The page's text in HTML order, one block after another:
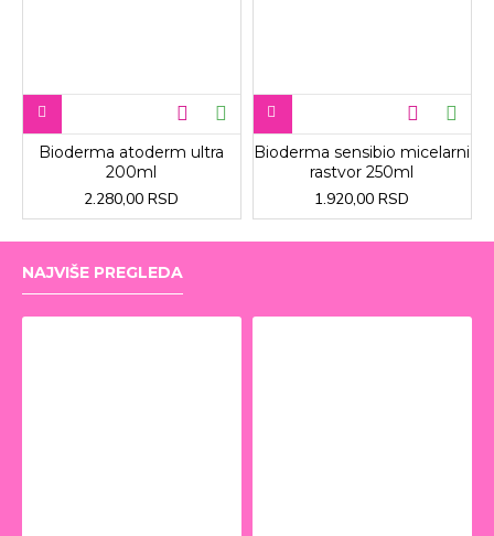
Bioderma atoderm ultra
200ml
2.280,00 RSD
Bioderma sensibio micelarni
rastvor 250ml
1.920,00 RSD
NAJVIŠE PREGLEDA